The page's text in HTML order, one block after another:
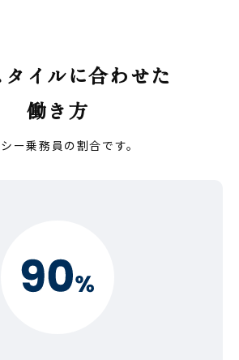
イルに合わせた
働き方
ー乗務員の割合です。